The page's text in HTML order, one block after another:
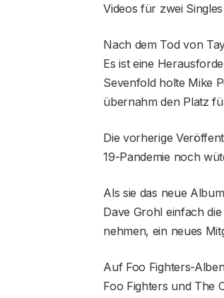
Videos für zwei
Nach dem Tod von
Es ist eine
Sevenfold holte Mike
übernahm den Platz
Die vorherige
19-Pandemie noch
Als sie das neue
Dave Grohl einfach
nehmen, ein neues
Auf Foo Fighters-
Foo Fighters und The